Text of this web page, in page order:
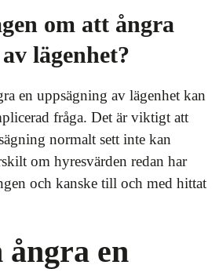
om att ångra
lägenhet?
en uppsägning av lägenhet kan
fråga. Det är viktigt att
normalt sett inte kan
om hyresvärden redan har
och kanske till och med hittat
en